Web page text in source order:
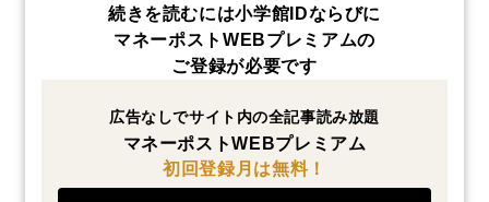
続きを読むには小学館IDならびに
マネーポストWEBプレミアムの
ご登録が必要です
広告なしでサイト内の全記事読み放題
マネーポストWEBプレミアム
初回登録月は無料！